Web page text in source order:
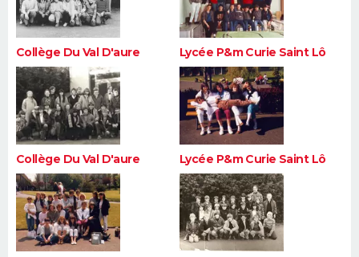
Collège Du Val D'aure Lycée P&m Curie Saint Lô
Collège Du Val D'aure Lycée P&m Curie Saint Lô